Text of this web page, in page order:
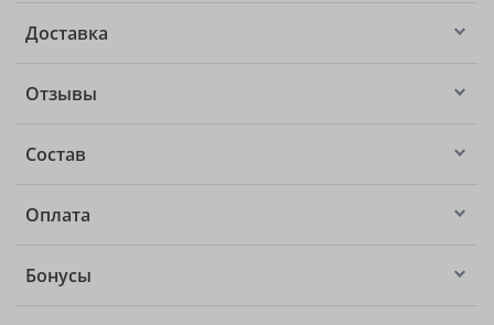
Доставка
Отзывы
Состав
Оплата
Бонусы